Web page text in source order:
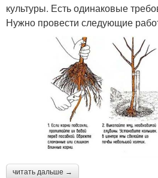
культуры. Есть одинаковые
Нужно провести следующие
читать дальше →